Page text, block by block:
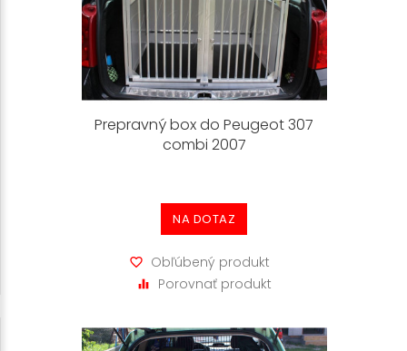
modelu vozidla
vyššia stena pre náš prepravný box zabezpečujúca
väčšiu bezpečnosť a čistotu
voliteľné drevené dosky s povrchovou úpravou
odolného proti poškriabaniu povrchu
jednoduchý a bezpečný uzáver
Prepravný box do Peugeot 307
combi 2007
NA DOTAZ
Obľúbený produkt
Porovnať produkt